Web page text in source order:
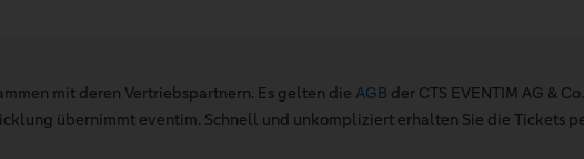
mit deren Vertriebspartnern. Es gelten die AGB der CTS EVENTIM AG &
übernimmt eventim. Schnell und unkompliziert erhalten Sie die Tickets